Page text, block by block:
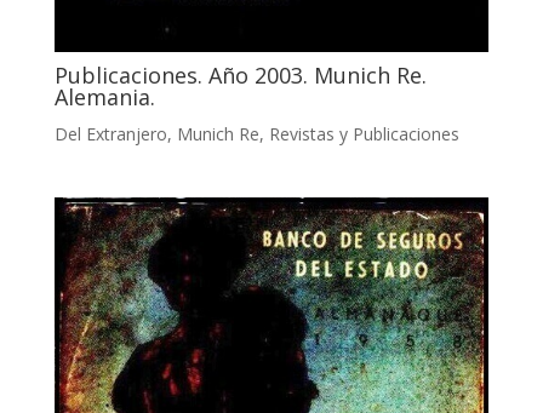
Publicaciones. Año 2003. Munich Re.
Alemania.
Del Extranjero, Munich Re, Revistas y Publicaciones